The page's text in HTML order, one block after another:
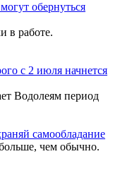
обернуться
в работе.
с 2 июля начнется
Водолеям период
самообладание
чем обычно.